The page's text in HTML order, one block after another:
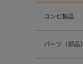
コンビ製品
パーツ（部品）